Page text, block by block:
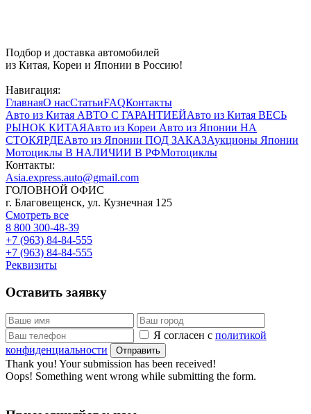
Подбор и доставка автомобилей
из Китая, Кореи и Японии в Россию!
Навигация:
ГлавнаяО насСтатьиFAQКонтакты
Авто из Китая АВТО С ГАРАНТИЕЙАвто из Китая ВЕСЬ
РЫНОК КИТАЯАвто из Кореи Авто из Японии НА
СТОКЯРДЕАвто из Японии ПОД ЗАКАЗАукционы Японии
Мотоциклы В НАЛИЧИИ В РФМотоциклы
Контакты:
Asia.express.auto@gmail.com
ГОЛОВНОЙ ОФИС
г. Благовещенск, ул. Кузнечная 125
Смотреть все
8 800 300-48-39
+7 (963) 84-84-555
+7 (963) 84-84-555
Реквизиты
Оставить заявку
Я согласен с политикой
конфиденциальности
Thank you! Your submission has been received!
Oops! Something went wrong while submitting the form.